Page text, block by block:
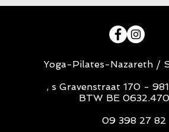
Yoga-Pilates-Nazareth /
, s Gravenstraat 170 -
BTW BE
09 398 27 82